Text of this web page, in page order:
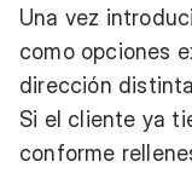
Una vez
como opciones
dirección
Si el cliente ya
conforme